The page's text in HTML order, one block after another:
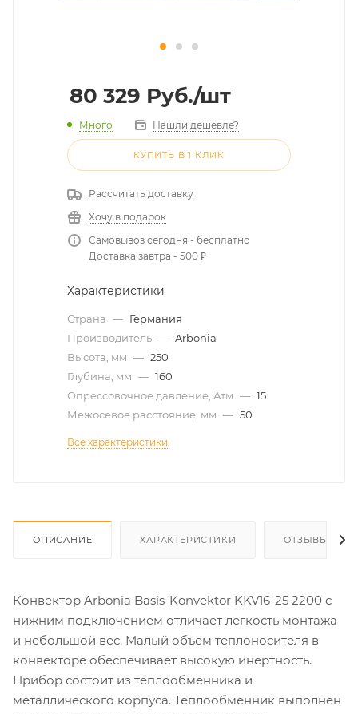
80 329 Руб./шт
Много Нашли дешевле?
КУПИТЬ В 1 КЛИК
Рассчитать доставку
Хочу в подарок
Самовывоз сегодня - бесплатно
Доставка завтра - 500 ₽
Характеристики
Страна — Германия
Производитель — Arbonia
Высота, мм — 250
Глубина, мм — 160
Опрессовочное давление, Атм — 15
Межосевое расстояние, мм — 50
Все характеристики
ОПИСАНИЕ ХАРАКТЕРИСТИКИ ОТЗЫВЫ
Конвектор Arbonia Basis-Konvektor KKV16-25 2200 с
нижним подключением отличает легкость монтажа
и небольшой вес. Малый объем теплоносителя в
конвекторе обеспечивает высокую инертность.
Прибор состоит из теплообменника и
металлического корпуса. Теплообменник выполнен